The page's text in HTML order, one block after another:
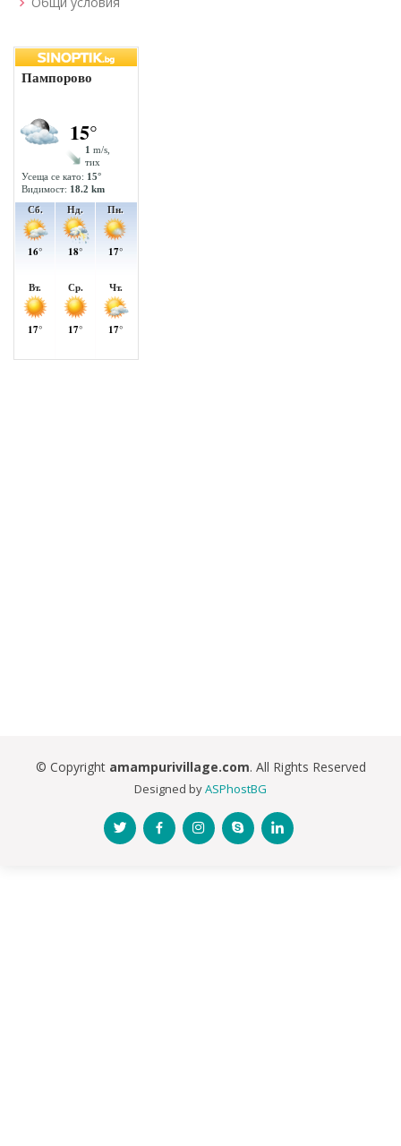
© Copyright amampurivillage.com. All Rights Reserved
Designed byASPhostBG